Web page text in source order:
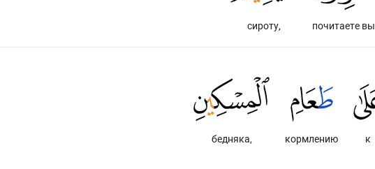
почитаете вы
сироту,
к
кормлению
бедняка,